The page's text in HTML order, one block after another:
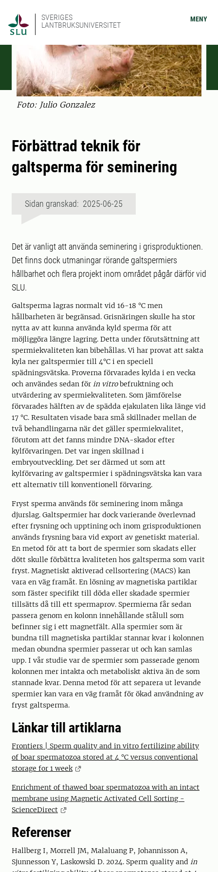
SVERIGES
LANTBRUKSUNIVERSITET
MENY
Foto: Julio Gonzalez
Förbättrad teknik för
galtsperma för seminering
Sidan granskad: 2025-06-25
Det är vanligt att använda seminering i grisproduktionen.
Det finns dock utmaningar rörande galtspermiers
hållbarhet och flera projekt inom området pågår därför vid
SLU.
Galtsperma lagras normalt vid 16-18 °C men
hållbarheten är begränsad. Grisnäringen skulle ha stor
nytta av att kunna använda kyld sperma för att
möjliggöra längre lagring. Detta under förutsättning att
spermiekvaliteten kan bibehållas. Vi har provat att sakta
kyla ner galtspermier till 4°C i en speciell
spädningsvätska. Proverna förvarades kylda i en vecka
och användes sedan för in vitrobefruktning och
utvärdering av spermiekvaliteten. Som jämförelse
förvarades hälften av de spädda ejakulaten lika länge vid
17 °C. Resultaten visade bara små skillnader mellan de
två behandlingarna när det gäller spermiekvalitet,
förutom att det fanns mindre DNA-skador efter
kylförvaringen. Det var ingen skillnad i
embryoutveckling. Det ser därmed ut som att
kylförvaring av galtspermier i spädningsvätska kan vara
ett alternativ till konventionell förvaring.
Fryst sperma används för seminering inom många
djurslag. Galtspermier har dock varierande överlevnad
efter frysning och upptining och inom grisproduktionen
används frysning bara vid export av genetiskt material.
En metod för att ta bort de spermier som skadats eller
dött skulle förbättra kvaliteten hos galtsperma som varit
fryst. Magnetiskt aktiverad cellsortering (MACS) kan
vara en väg framåt. En lösning av magnetiska partiklar
som fäster specifikt till döda eller skadade spermier
tillsätts då till ett spermaprov. Spermierna får sedan
passera genom en kolonn innehållande stålull som
befinner sig i ett magnetfält. Alla spermier som är
bundna till magnetiska partiklar stannar kvar i kolonnen
medan obundna spermier passerar ut och kan samlas
upp. I vår studie var de spermier som passerade genom
kolonnen mer intakta och metaboliskt aktiva än de som
stannade kvar. Denna metod för att separera ut levande
spermier kan vara en väg framåt för ökad användning av
fryst galtsperma.
Länkar till artiklarna
Frontiers | Sperm quality and in vitro fertilizing ability
of boar spermatozoa stored at 4 °C versus conventional
storage for 1 week
Enrichment of thawed boar spermatozoa with an intact
membrane using Magnetic Activated Cell Sorting -
ScienceDirect
Referenser
Hallberg I, Morrell JM, Malaluang P, Johannisson A,
Sjunnesson Y, Laskowski D. 2024. Sperm quality and in